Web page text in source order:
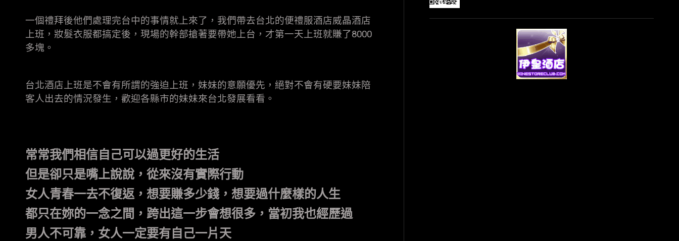
一個禮拜後他們處理完台中的事情就上來了，我們帶去台北的便禮服酒店威晶酒店
上班，妝髮衣服都搞定後，現場的幹部搶著要帶她上台，才第一天上班就賺了8000
多塊。
台北酒店上班是不會有所謂的強迫上班，妹妹的意願優先，絕對不會有硬要妹妹陪
客人出去的情況發生，歡迎各縣市的妹妹來台北發展看看。
常常我們相信自己可以過更好的生活
但是卻只是嘴上說說，從來沒有實際行動
女人青春一去不復返，想要賺多少錢，想要過什麼樣的人生
都只在妳的一念之間，跨出這一步會想很多，當初我也經歷過
男人不可靠，女人一定要有自己一片天